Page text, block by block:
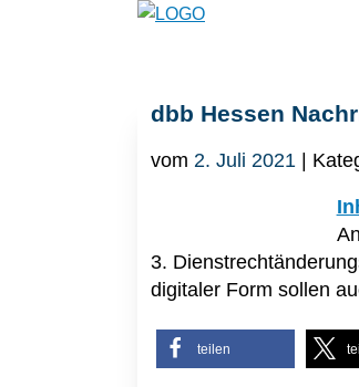
dbb Hessen
vom 2. Juli 2021 |
3.
digitaler Form sollen
teilen